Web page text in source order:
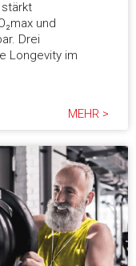
und
Drei
Longevity im
MEHR >